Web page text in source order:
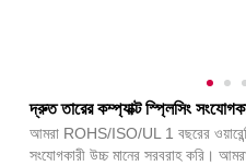
দ্রুত তারের কম্প্যাক্ট স্প্লিসিং
আমরা ROHS/ISO/UL 1 বছরের
সংযোগকারী উচ্চ মানের সরবরাহ করি।